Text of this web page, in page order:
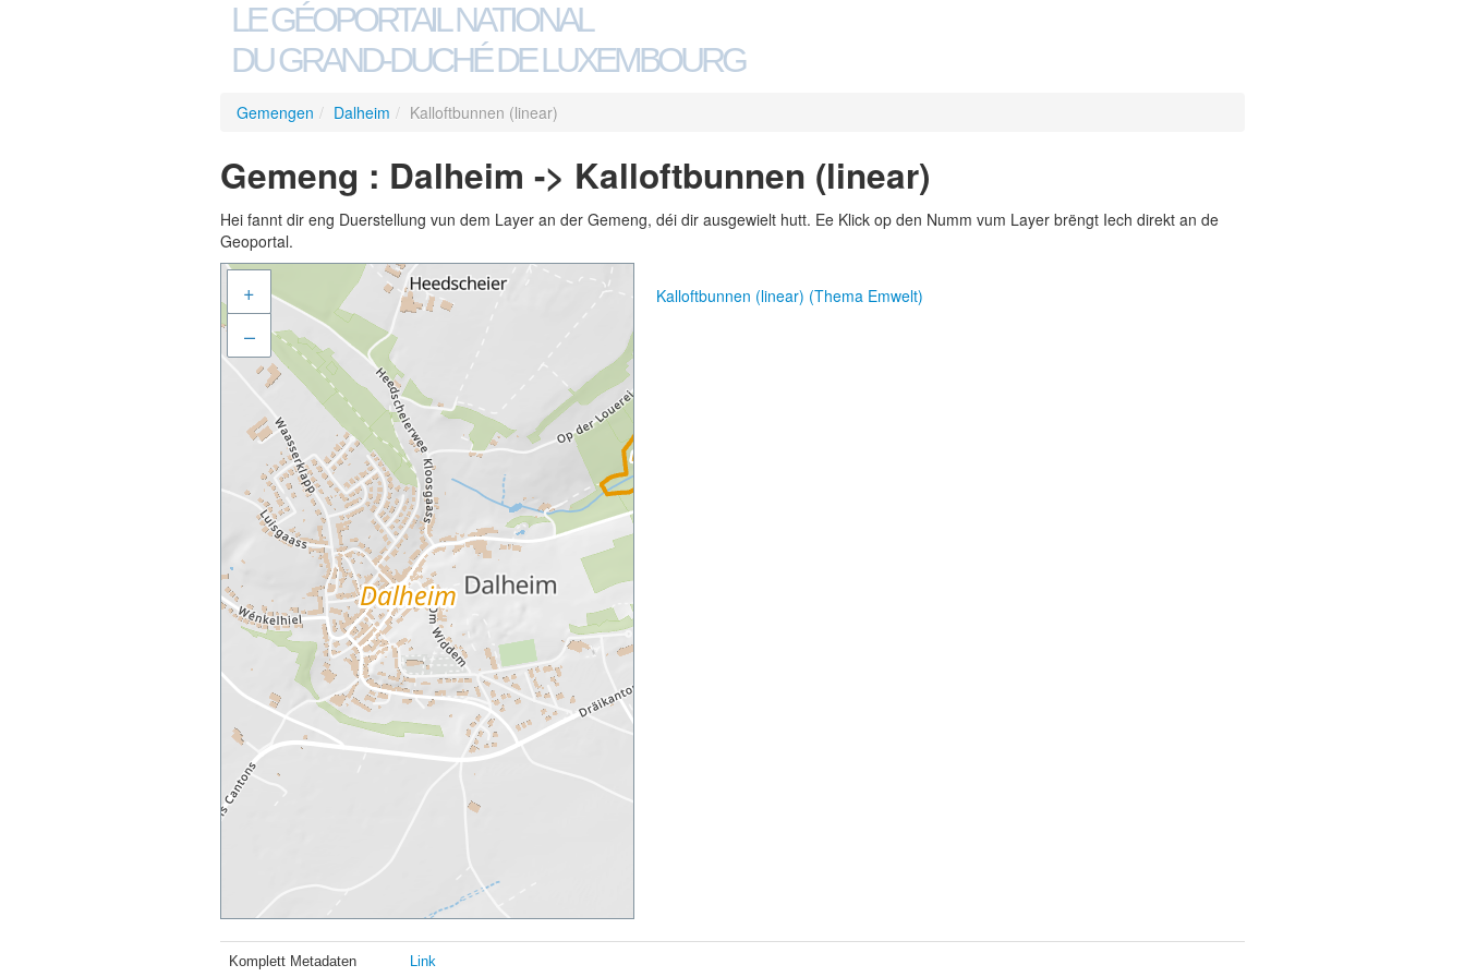
LE GÉOPORTAIL NATIONAL
DU GRAND-DUCHÉ DE LUXEMBOURG
Gemengen / Dalheim / Kalloftbunnen (linear)
Gemeng : Dalheim -> Kalloftbunnen (linear)
Hei fannt dir eng Duerstellung vun dem Layer an der Gemeng, déi dir ausgewielt hutt. Ee Klick op den Numm vum Layer brëngt Iech direkt an de
Geoportal.
+
–
Kalloftbunnen (linear) (Thema Emwelt)
Komplett Metadaten Link